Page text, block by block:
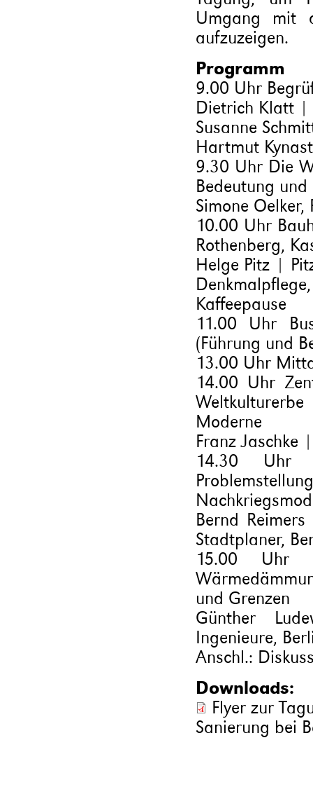
Umgang mit
aufzuzeigen.
Programm
9.00 Uhr
Dietrich Klatt |
Susanne
Hartmut
9.30 Uhr Die
Bedeutung
Simone Oelker,
10.00 Uhr
Rothenberg,
Helge Pitz |
Kaffeepause
11.00 Uhr
(Führung und
13.00 Uhr
14.00 Uhr
Moderne
Franz Jaschke
14.30 Uhr
Bernd
Stadtplaner,
15.00 Uhr
und Grenzen
Günther
Ingenieure,
Anschl.:
Downloads:
Flyer zur
Sanierung bei